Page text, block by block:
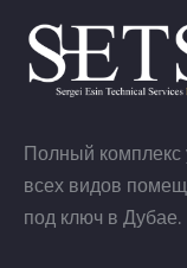
Полный комплекс
всех видов
под ключ в Дубае.